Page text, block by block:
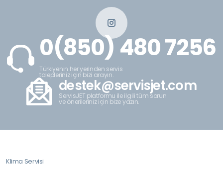
0(850) 480 7256
Türkiyenin her yerinden servis
talepleriniz için bizi arayın.
destek@servisjet.com
ServisJET platformu ile ilgili tüm sorun
ve önerileriniz için bize yazın.
Klima Servisi